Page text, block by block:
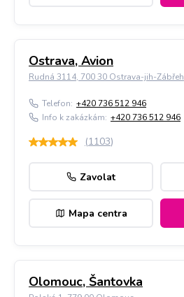
Ostrava, Avion
Rudná 3114, 700 30 Ostrava-jih-Zábřeh
Telefon: +420 736 512 946
Info k zakázkám: +420 736 512 946
(1103)
Zavolat
Mapa centra
Olomouc, Šantovka